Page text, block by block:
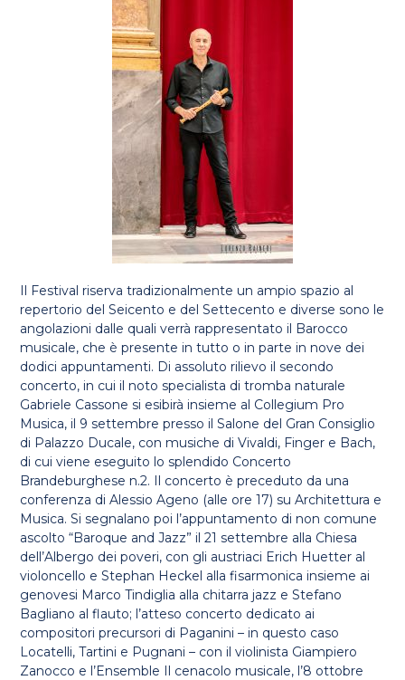
Il Festival riserva tradizionalmente un ampio spazio al
repertorio del Seicento e del Settecento e diverse sono le
angolazioni dalle quali verrà rappresentato il Barocco
musicale, che è presente in tutto o in parte in nove dei
dodici appuntamenti. Di assoluto rilievo il secondo
concerto, in cui il noto specialista di tromba naturale
Gabriele Cassone si esibirà insieme al Collegium Pro
Musica, il 9 settembre presso il Salone del Gran Consiglio
di Palazzo Ducale, con musiche di Vivaldi, Finger e Bach,
di cui viene eseguito lo splendido Concerto
Brandeburghese n.2. Il concerto è preceduto da una
conferenza di Alessio Ageno (alle ore 17) su Architettura e
Musica. Si segnalano poi l’appuntamento di non comune
ascolto “Baroque and Jazz” il 21 settembre alla Chiesa
dell’Albergo dei poveri, con gli austriaci Erich Huetter al
violoncello e Stephan Heckel alla fisarmonica insieme ai
genovesi Marco Tindiglia alla chitarra jazz e Stefano
Bagliano al flauto; l’atteso concerto dedicato ai
compositori precursori di Paganini – in questo caso
Locatelli, Tartini e Pugnani – con il violinista Giampiero
Zanocco e l’Ensemble Il cenacolo musicale, l’8 ottobre